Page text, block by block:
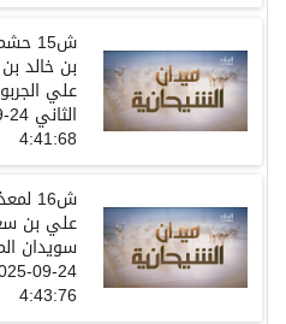
ش15
بن خالد
علي
الثاني
4:41:68
ش16
علي بن
سويدان
24-09-2025
4:43:76